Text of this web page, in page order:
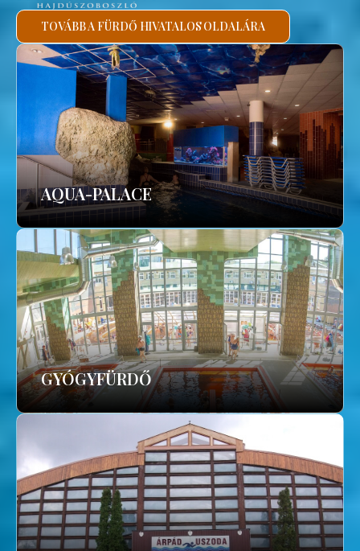
TOVÁBB A FÜRDŐ HIVATALOS OLDALÁRA
AQUA-PALACE
GYÓGYFÜRDŐ